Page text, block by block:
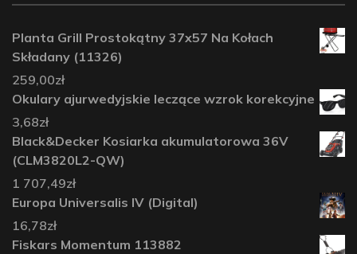
Planta Grill Prostokątny 37x57 Na Kołach
Składany (11326)
259,00zł
Okulary ajurwedyjskie leczące wzrok korekcyjne
3,68zł
Black&Decker Kosiarka akumulatorowa 36V
(CLM3820L2-QW)
1 707,49zł
Europa Universalis IV (Digital)
16,78zł
Fiskars Momentum 113882